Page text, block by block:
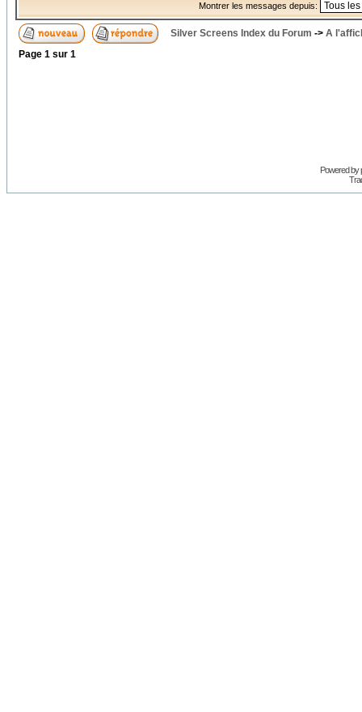
Montrer les messages depuis:
Silver Screens Index du Forum -> A
Page 1 sur 1
Powered by